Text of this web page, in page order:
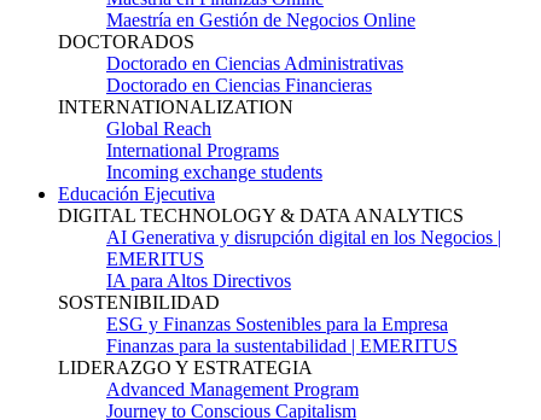
Maestría en Gestión de Negocios Online
DOCTORADOS
Doctorado en Ciencias Administrativas
Doctorado en Ciencias Financieras
INTERNATIONALIZATION
Global Reach
International Programs
Incoming exchange students
Educación Ejecutiva
DIGITAL TECHNOLOGY & DATA ANALYTICS
AI Generativa y disrupción digital en los Negocios |
EMERITUS
IA para Altos Directivos
SOSTENIBILIDAD
ESG y Finanzas Sostenibles para la Empresa
Finanzas para la sustentabilidad | EMERITUS
LIDERAZGO Y ESTRATEGIA
Advanced Management Program
Journey to Conscious Capitalism